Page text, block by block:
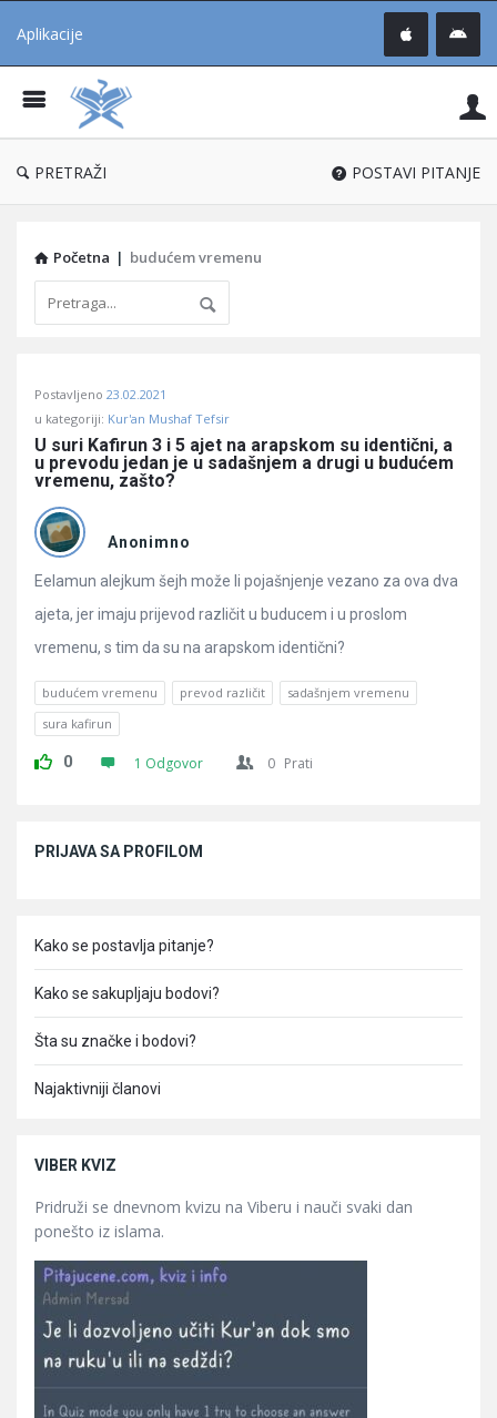
Aplikacije
®
PRETRAŽI POSTAVI PITANJE
Početna | budućem vremenu
Učene
Latest
Pitanja
Postavljeno 23.02.2021
u kategoriji: Kur'an Mushaf Tefsir
U suri Kafirun 3 i 5 ajet na arapskom su identični, a
u prevodu jedan je u sadašnjem a drugi u budućem
vremenu, zašto?
Anonimno
Eelamun alejkum šejh može li pojašnjenje vezano za ova dva
ajeta, jer imaju prijevod različit u buducem i u proslom
vremenu, s tim da su na arapskom identični?
budućem vremenu prevod različit
sadašnjem vremenu
sura kafirun
0 1 Odgovor 0 Prati
PRIJAVA SA PROFILOM
Kako se postavlja pitanje?
Kako se sakupljaju bodovi?
Šta su značke i bodovi?
Najaktivniji članovi
VIBER KVIZ
Pridruži se dnevnom kvizu na Viberu i nauči svaki dan
ponešto iz islama.